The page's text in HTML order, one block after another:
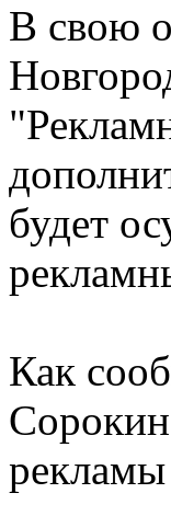
В свою
будет
Как
Сорокин